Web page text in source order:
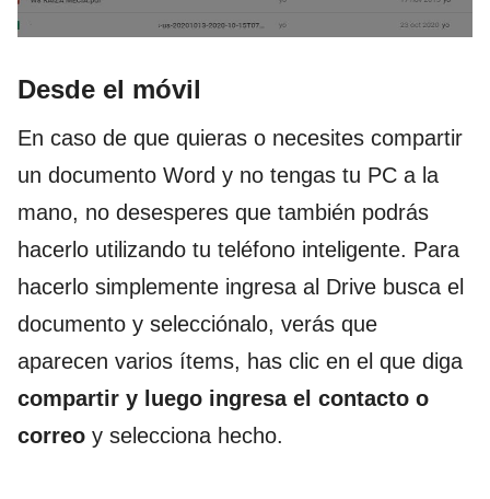
Desde el móvil
En caso de que quieras o necesites compartir
un documento Word y no tengas tu PC a la
mano, no desesperes que también podrás
hacerlo utilizando tu teléfono inteligente. Para
hacerlo simplemente ingresa al Drive busca el
documento y selecciónalo, verás que
aparecen varios ítems, has clic en el que diga
compartir y luego ingresa el contacto o
correo y selecciona hecho.